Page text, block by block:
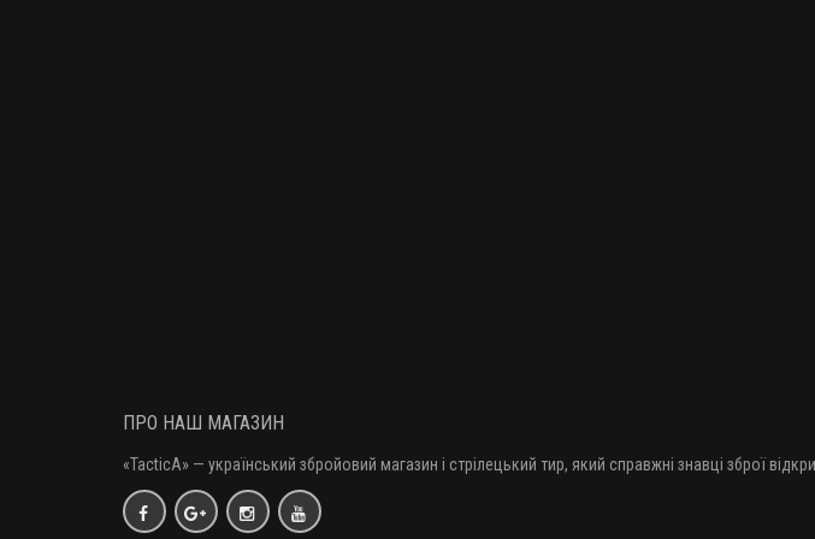
ПРО НАШ МАГАЗИН
«TacticA» — український збройовий магазин і стрілецький тир, який справжні знавці зброї